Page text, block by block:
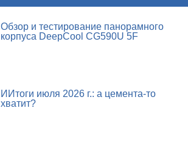
Обзор и тестирование панорамного
корпуса DeepCool CG590U 5F
ИИтоги июля 2026 г.: а цемента-то
хватит?